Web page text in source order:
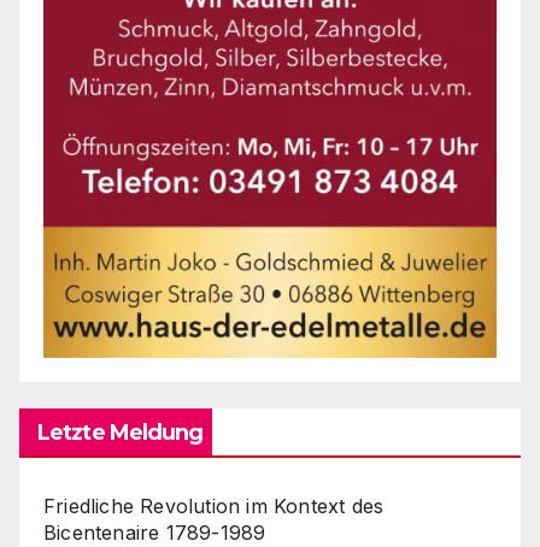
Letzte Meldung
Friedliche Revolution im Kontext des
Bicentenaire 1789-1989